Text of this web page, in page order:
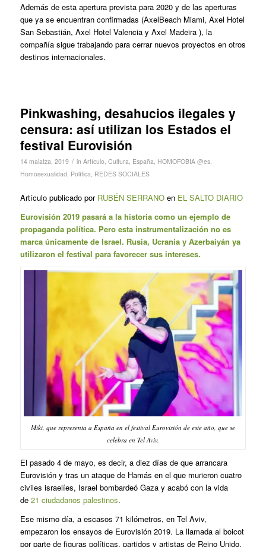
Además de esta apertura prevista para 2020 y de las aperturas
que ya se encuentran confirmadas (AxelBeach Miami, Axel Hotel
San Sebastián, Axel Hotel Valencia y Axel Madeira ), la
compañía sigue trabajando para cerrar nuevos proyectos en otros
destinos internacionales.
Pinkwashing, desahucios ilegales y
censura: así utilizan los Estados el
festival Eurovisión
14 maiatza, 2019 / in Artículo, Cultura España HOMOFOBIA @es,
Homosexualidad Política REDES SOCIALES
Artículo publicado por RUBÉN SERRANOen EL SALTO DIARIO
Eurovisión 2019 pasará a la historia como un ejemplo de
propaganda política. Pero esta instrumentalización no es
marca únicamente de Israel. Rusia, Ucrania y Azerbaiyán ya
utilizaron el festival para favorecer sus intereses.
Miki, que representa a España en el festival Eurovisión de este año, que se
celebra en Tel Aviv.
El pasado 4 de mayo, es decir, a diez días de que arrancara
Eurovisión y tras un ataque de Hamás en el que murieron cuatro
civiles israelíes, Israel bombardeó Gaza y acabó con la vida
de 21 ciudadanos palestinos.
Ese mismo día, a escasos 71 kilómetros, en Tel Aviv,
empezaron los ensayos de Eurovisión 2019. La llamada al boicot
por parte de figuras políticas, partidos y artistas de Reino Unido,